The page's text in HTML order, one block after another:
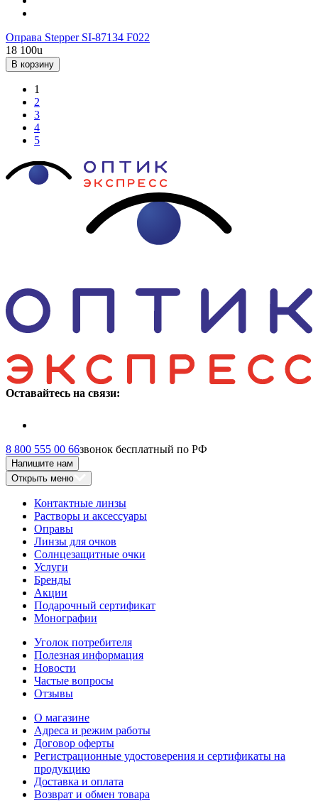
Оправа Stepper SI-87134 F022
18 100u
В корзину
1
2
3
4
5
Оставайтесь на связи:
8 800 555 00 66звонок бесплатный по РФ
Напишите нам
Открыть меню
Контактные линзы
Растворы и аксессуары
Оправы
Линзы для очков
Солнцезащитные очки
Услуги
Бренды
Акции
Подарочный сертификат
Монографии
Уголок потребителя
Полезная информация
Новости
Частые вопросы
Отзывы
О магазине
Адреса и режим работы
Договор оферты
Регистрационные удостоверения и сертификаты на
продукцию
Доставка и оплата
Возврат и обмен товара